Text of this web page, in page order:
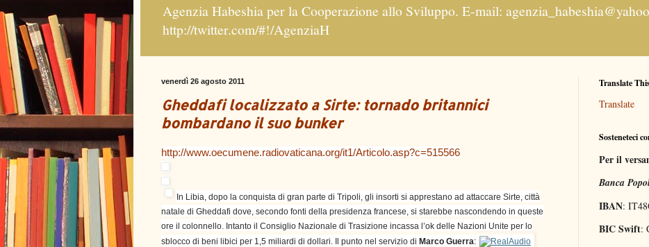
Agenzia Habeshia per la Cooperazione allo Sviluppo. E-mail:
http://twitter.com/#!/AgenziaH
venerdì 26 agosto 2011
Gheddafi localizzato a Sirte: tornado britannici
bombardano il suo bunker
http://www.oecumene.radiovaticana.org/it1/Articolo.asp?c=515566
In Libia, dopo la conquista di gran parte di Tripoli, gli insorti si apprestano ad attaccare Sirte, città
natale di Gheddafi dove, secondo fonti della presidenza francese, si starebbe nascondendo in queste
ore il colonnello. Intanto il Consiglio Nazionale di Trasizione incassa l’ok delle Nazioni Unite per lo
sblocco di beni libici per 1,5 miliardi di dollari. Il punto nel servizio di Marco Guerra:
Translate
Translate
Sosteneteci
Per il
Banca
IBAN:
BIC Swift: